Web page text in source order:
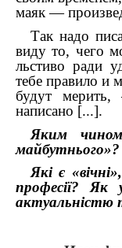
маяк —
Так надо
виду то, чего
льстиво ради
тебе правило и
будут
написано [...].
Яким
майбутнього»?
Які є
професії? Як
актуальністю